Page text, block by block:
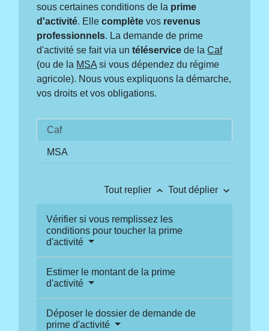
sous certaines conditions de la prime
d'activité. Ellecomplète vos revenus
professionnels. La demande de prime
d'activité se fait via untéléservice de laCaf
(ou de la MSA si vous dépendez du régime
agricole). Nous vous expliquons la démarche,
vos droits et vos obligations.
Caf
MSA
Tout replier keyboard_arrow_up Tout déplier keyboard_arrow_down
Vérifier si vous remplissez les
conditions pour toucher la prime
d'activité
Estimer le montant de la prime
d'activité
Déposer le dossier de demande de
prime d'activité